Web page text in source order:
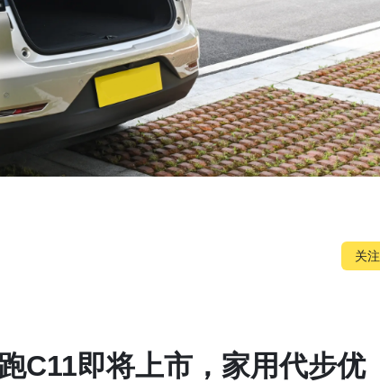
关注
C11即将上市，家用代步优